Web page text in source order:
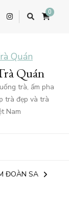
0
Quán
trà, ấm pha
trà đẹp và trà
Nam
ĐOÀN SA